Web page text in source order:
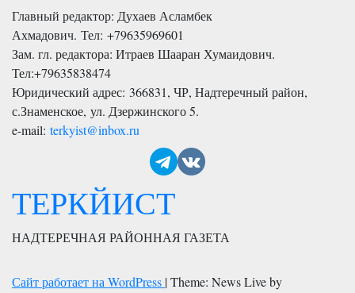
Главный редактор: Духаев Асламбек
Ахмадович. Тел: +79635969601
Зам. гл. редактора: Итраев Шааран Хумаидович.
Тел:+79635838474
Юридический адрес: 366831, ЧР, Надтеречный район,
с.Знаменское, ул. Дзержинского 5.
e-mail: terkyist@inbox.ru
ТЕРКЙИСТ
НАДТЕРЕЧНАЯ РАЙОННАЯ ГАЗЕТА
Сайт работает на WordPress |Theme: News Live by